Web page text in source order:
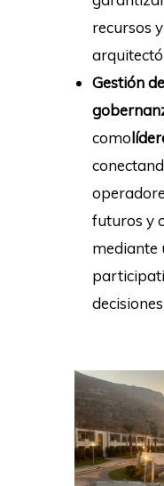
recursos
Gestión
como
futuros y
mediante